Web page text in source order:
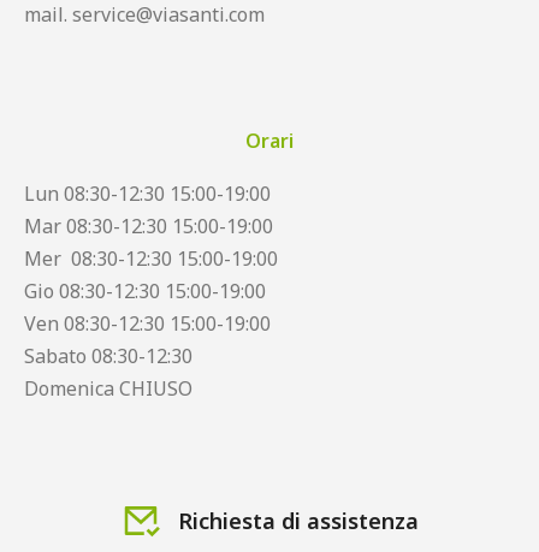
mail. service@viasanti.com
Orari
Lun 08:30-12:30 15:00-19:00
Mar 08:30-12:30 15:00-19:00
Mer 08:30-12:30 15:00-19:00
Gio 08:30-12:30 15:00-19:00
Ven 08:30-12:30 15:00-19:00
Sabato 08:30-12:30
Domenica CHIUSO
Richiesta di assistenza